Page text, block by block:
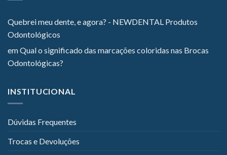
Quebrei meu dente, e agora? - NEWDENTAL Produtos
Odontológicos
emQual o significado das marcações coloridas nas Brocas
Odontológicas?
INSTITUCIONAL
Dúvidas Frequentes
Trocas e Devoluções